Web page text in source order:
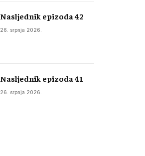
Nasljednik epizoda 42
26. srpnja 2026.
Nasljednik epizoda 41
26. srpnja 2026.